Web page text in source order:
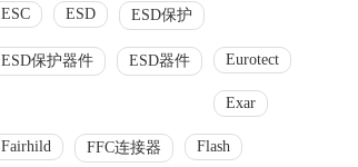
ESC ESD ESD保护
ESD保护器件 ESD器件 Eurotect
Exar
Fairhild FFC连接器 Flash